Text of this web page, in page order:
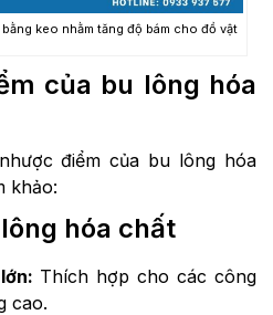
keo nhằm tăng độ bám cho đồ vật
của bu lông hóa
điểm của bu lông hóa
khảo:
hóa chất
Thích hợp cho các công
cao.